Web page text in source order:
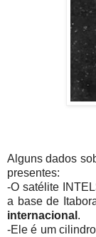
Alguns dados
presentes:
-O satélite
a base de
internacional .
-Ele é um